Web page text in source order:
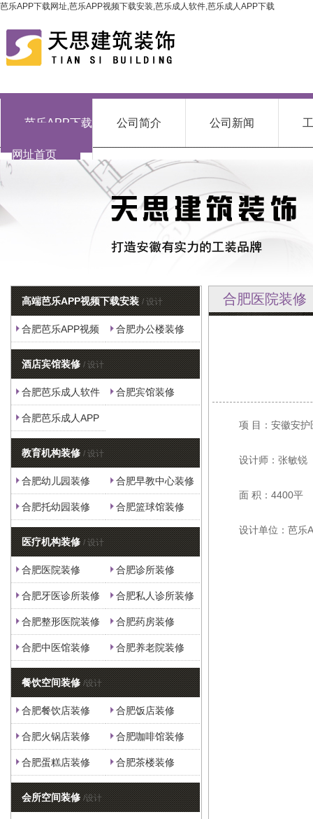
芭乐APP下载网址,芭乐APP视频下载安装,芭乐成人软件,芭乐成人APP下载
芭乐APP下载
网址首页
公司简介 公司新闻
高端芭乐APP视频下载安装 / 设计
合肥芭乐APP视频
下载安装
合肥办公楼装修
酒店宾馆装修 / 设计
合肥芭乐成人软件 合肥宾馆装修
合肥芭乐成人APP
下载
教育机构装修 / 设计
合肥幼儿园装修 合肥早教中心装修
合肥托幼园装修 合肥篮球馆装修
医疗机构装修 / 设计
合肥医院装修 合肥诊所装修
合肥牙医诊所装修 合肥私人诊所装修
合肥整形医院装修 合肥药房装修
合肥中医馆装修 合肥养老院装修
餐饮空间装修 /设计
合肥餐饮店装修 合肥饭店装修
合肥火锅店装修 合肥咖啡馆装修
合肥蛋糕店装修 合肥茶楼装修
会所空间装修 /设计
合肥医院装修
项 目：安徽安
设计师：张敏锐
面 积：4400平
设计单位：芭乐